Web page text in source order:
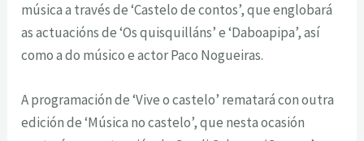
música a través de ‘Castelo de contos’, que englobará
as actuacións de ‘Os quisquilláns’ e ‘Daboapipa’, así
como a do músico e actor Paco Nogueiras.
A programación de ‘Vive o castelo’ rematará con outra
edición de ‘Música no castelo’, que nesta ocasión